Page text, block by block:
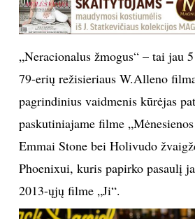
TEATRAS
SPORTAS
FOTOGRAFIJA
MENAS
ORAI
„Neracionalus žmogus“ – tai jau
79-erių režisieriaus W.Alleno
pagrindinius vaidmenis kūrėjas
paskutiniajame filme
Emmai Stone bei Holivudo
Phoenixui, kuris papirko pasaulį
2013-ųjų filme „Ji“.